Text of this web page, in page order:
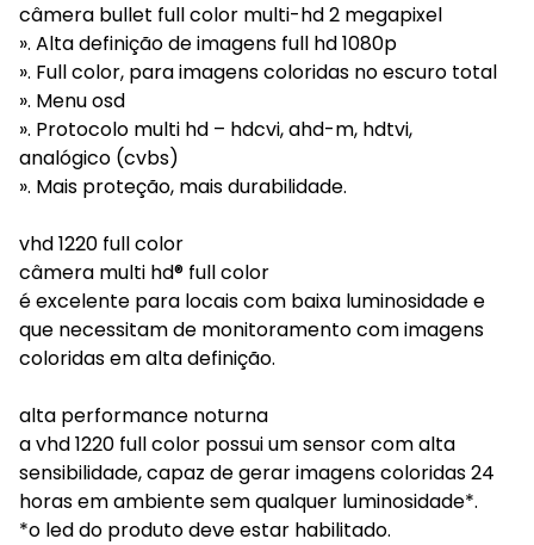
câmera bullet full color multi-hd 2 megapixel
». Alta definição de imagens full hd 1080p
». Full color, para imagens coloridas no escuro total
». Menu osd
». Protocolo multi hd – hdcvi, ahd-m, hdtvi,
analógico (cvbs)
». Mais proteção, mais durabilidade.
vhd 1220 full color
câmera multi hd® full color
é excelente para locais com baixa luminosidade e
que necessitam de monitoramento com imagens
coloridas em alta definição.
alta performance noturna
a vhd 1220 full color possui um sensor com alta
sensibilidade, capaz de gerar imagens coloridas 24
horas em ambiente sem qualquer luminosidade*.
*o led do produto deve estar habilitado.